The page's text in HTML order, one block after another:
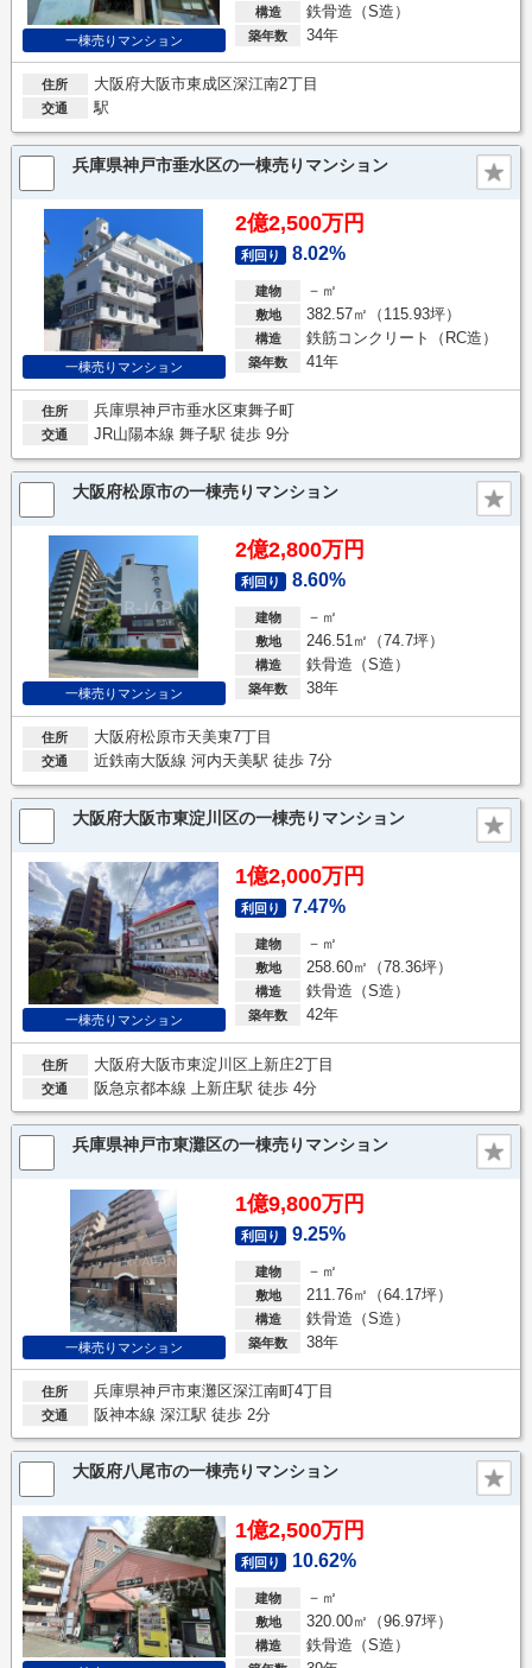
一棟売りマンション
構造 鉄骨造（S造）
築年数 34年
住所 大阪府大阪市東成区深江南2丁目
交通 駅
兵庫県神戸市垂水区の一棟売りマンション
一棟売りマンション
2億2,500万円
利回り 8.02%
建物 －㎡
敷地 382.57㎡（115.93坪）
構造 鉄筋コンクリート（RC造）
築年数 41年
住所 兵庫県神戸市垂水区東舞子町
交通 JR山陽本線 舞子駅 徒歩 9分
大阪府松原市の一棟売りマンション
一棟売りマンション
2億2,800万円
利回り 8.60%
建物 －㎡
敷地 246.51㎡（74.7坪）
構造 鉄骨造（S造）
築年数 38年
住所 大阪府松原市天美東7丁目
交通 近鉄南大阪線 河内天美駅 徒歩 7分
大阪府大阪市東淀川区の一棟売りマンション
一棟売りマンション
1億2,000万円
利回り 7.47%
建物 －㎡
敷地 258.60㎡（78.36坪）
構造 鉄骨造（S造）
築年数 42年
住所 大阪府大阪市東淀川区上新庄2丁目
交通 阪急京都本線 上新庄駅 徒歩 4分
兵庫県神戸市東灘区の一棟売りマンション
一棟売りマンション
1億9,800万円
利回り 9.25%
建物 －㎡
敷地 211.76㎡（64.17坪）
構造 鉄骨造（S造）
築年数 38年
住所 兵庫県神戸市東灘区深江南町4丁目
交通 阪神本線 深江駅 徒歩 2分
大阪府八尾市の一棟売りマンション
1億2,500万円
利回り 10.62%
建物 －㎡
敷地 320.00㎡（96.97坪）
構造 鉄骨造（S造）